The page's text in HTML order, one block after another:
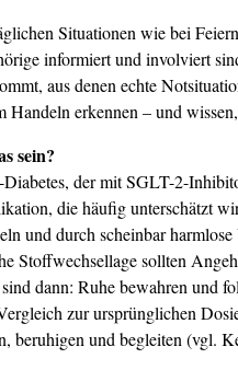
Situationen wie bei
informiert und involviert
aus denen echte
erkennen – und
sein?
der mit SGLT-2-
die häufig unterschätzt
und durch scheinbar
Stoffwechsellage sollten
dann: Ruhe bewahren und
zur ursprünglichen
beruhigen und begleiten (vgl.